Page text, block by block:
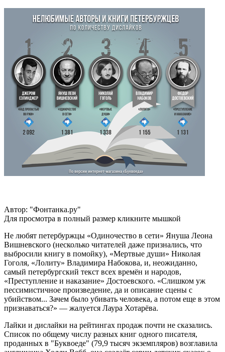
Автор: "Фонтанка.ру"
Для просмотра в полный размер кликните мышкой
Не любят петербуржцы «Одиночество в сети» Януша Леона
Вишневского (несколько читателей даже признались, что
выбросили книгу в помойку), «Мертвые души» Николая
Гоголя, «Лолиту» Владимира Набокова, и, неожиданно,
самый петербургский текст всех времён и народов,
«Преступление и наказание» Достоевского. «Слишком уж
пессимистичное произведение, да и описание сцены с
убийством... Зачем было убивать человека, а потом еще в этом
признаваться?» — жалуется Лаура Хотарёва.
Лайки и дислайки на рейтингах продаж почти не сказались.
Список по общему числу разных книг одного писателя,
проданных в "Буквоеде" (79,9 тысяч экземпляров) возглавила